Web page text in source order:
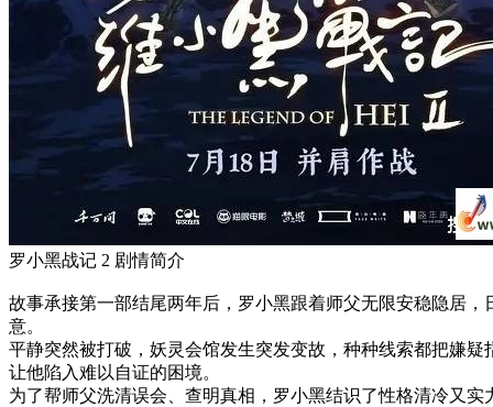
罗小黑战记 2 剧情简介
故事承接第一部结尾两年后，罗小黑跟着师父无限安稳隐居，
意。
平静突然被打破，妖灵会馆发生突发变故，种种线索都把嫌疑
让他陷入难以自证的困境。
为了帮师父洗清误会、查明真相，罗小黑结识了性格清冷又实